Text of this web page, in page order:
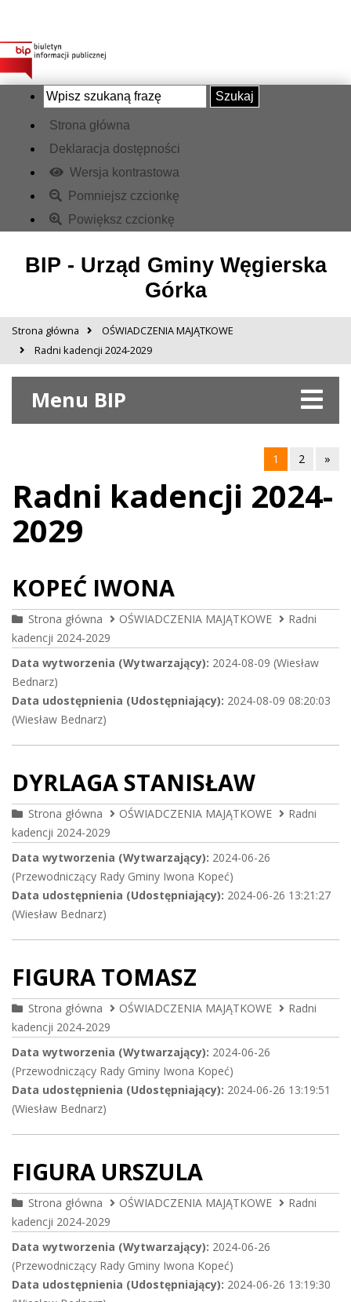
Szukaj
Strona główna
Deklaracja dostępności
Wersja kontrastowa
Pomniejsz czcionkę
Powiększ czcionkę
BIP - Urząd Gminy Węgierska
Górka
Strona główna
OŚWIADCZENIA MAJĄTKOWE
Radni kadencji 2024-2029
Menu BIP
1 2 »
Radni kadencji 2024-
2029
KOPEĆ IWONA
Strona główna OŚWIADCZENIA MAJĄTKOWE
Radni
kadencji 2024-2029
Data wytworzenia (Wytwarzający): 2024-08-09 (Wiesław
Bednarz)
Data udostępnienia (Udostępniający): 2024-08-09 08:20:03
(Wiesław Bednarz)
DYRLAGA STANISŁAW
Strona główna OŚWIADCZENIA MAJĄTKOWE
Radni
kadencji 2024-2029
Data wytworzenia (Wytwarzający): 2024-06-26
(Przewodniczący Rady Gminy Iwona Kopeć)
Data udostępnienia (Udostępniający): 2024-06-26 13:21:27
(Wiesław Bednarz)
FIGURA TOMASZ
Strona główna OŚWIADCZENIA MAJĄTKOWE
Radni
kadencji 2024-2029
Data wytworzenia (Wytwarzający): 2024-06-26
(Przewodniczący Rady Gminy Iwona Kopeć)
Data udostępnienia (Udostępniający): 2024-06-26 13:19:51
(Wiesław Bednarz)
FIGURA URSZULA
Strona główna OŚWIADCZENIA MAJĄTKOWE
Radni
kadencji 2024-2029
Data wytworzenia (Wytwarzający): 2024-06-26
(Przewodniczący Rady Gminy Iwona Kopeć)
Data udostępnienia (Udostępniający): 2024-06-26 13:19:30